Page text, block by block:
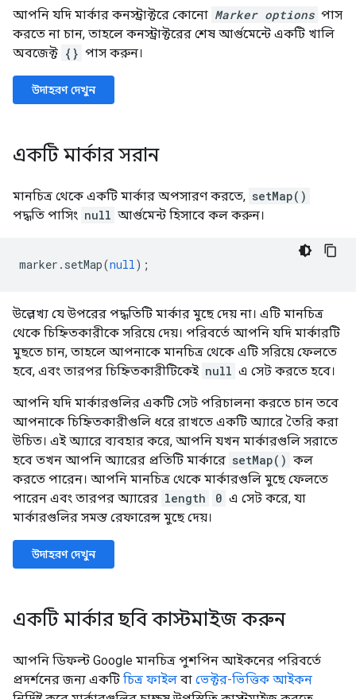
আপনি যদি মার্কার কনস্ট্রাক্টরে কোনো Marker options পাস
করতে না চান, তাহলে কনস্ট্রাক্টরের শেষ আর্গুমেন্টে একটি খালি
অবজেক্ট {} পাস করুন।
উদাহরণ দেখুন
একটি মার্কার সরান
মানচিত্র থেকে একটি মার্কার অপসারণ করতে, setMap()
পদ্ধতি পাসিং null আর্গুমেন্ট হিসাবে কল করুন।
marker . setMap(null);
উল্লেখ্য যে উপরের পদ্ধতিটি মার্কার মুছে দেয় না। এটি মানচিত্র
থেকে চিহ্নিতকারীকে সরিয়ে দেয়। পরিবর্তে আপনি যদি মার্কারটি
মুছতে চান, তাহলে আপনাকে মানচিত্র থেকে এটি সরিয়ে ফেলতে
হবে, এবং তারপর চিহ্নিতকারীটিকেই null এ সেট করতে হবে।
আপনি যদি মার্কারগুলির একটি সেট পরিচালনা করতে চান তবে
আপনাকে চিহ্নিতকারীগুলি ধরে রাখতে একটি অ্যারে তৈরি করা
উচিত। এই অ্যারে ব্যবহার করে, আপনি যখন মার্কারগুলি সরাতে
হবে তখন আপনি অ্যারের প্রতিটি মার্কারে setMap() কল
করতে পারেন। আপনি মানচিত্র থেকে মার্কারগুলি মুছে ফেলতে
পারেন এবং তারপর অ্যারের length 0 এ সেট করে, যা
মার্কারগুলির সমস্ত রেফারেন্স মুছে দেয়।
উদাহরণ দেখুন
একটি মার্কার ছবি কাস্টমাইজ করুন
আপনি ডিফল্ট Google মানচিত্র পুশপিন আইকনের পরিবর্তে
প্রদর্শনের জন্য একটি চিত্র ফাইল বা ভেক্টর-ভিত্তিক আইকন